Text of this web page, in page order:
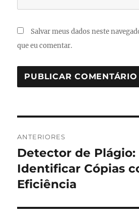
Salvar meus dados neste
que eu comentar.
de
Post
ANTERIORES
Post
anterior:
Detector de Plágio:
Identificar Cópias
Eficiência